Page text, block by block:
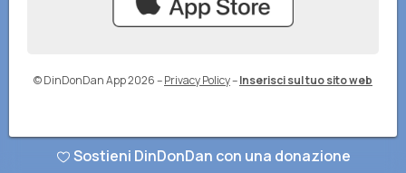
© DinDonDan App 2026–Privacy Policy–Inserisci sul tuo sito web
Sostieni DinDonDan con una donazione